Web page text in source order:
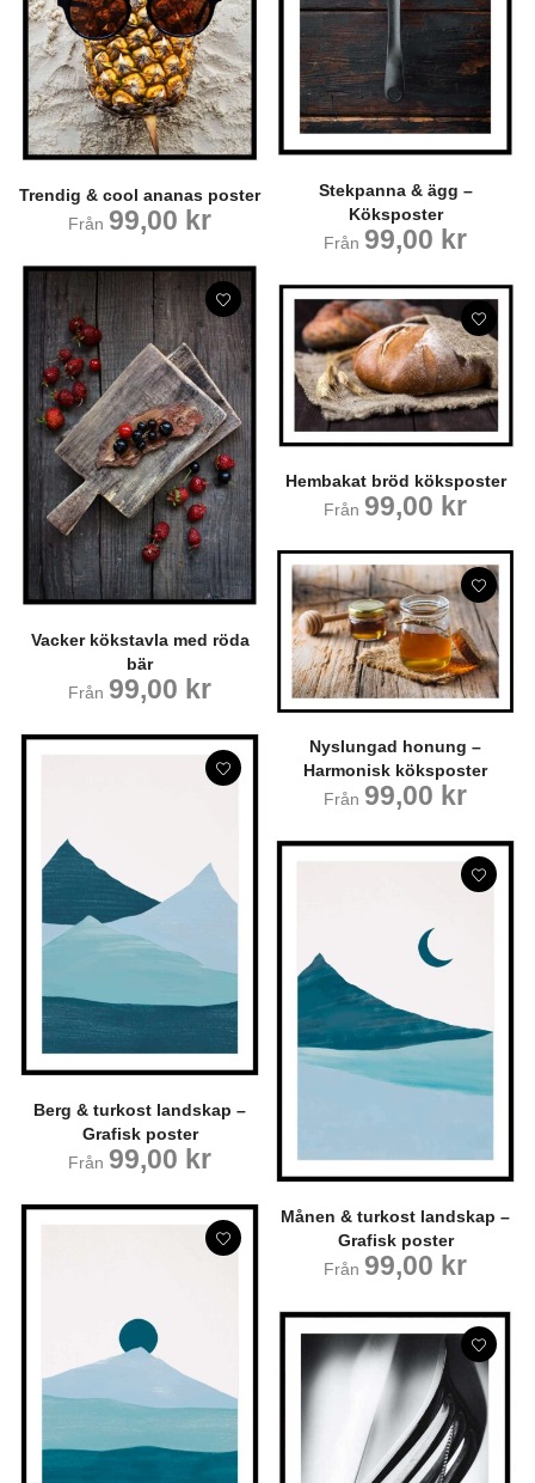
Stekpanna & ägg –
Köksposter
Från 99,00 kr
Trendig & cool ananas poster
Från 99,00 kr
Vacker kökstavla med röda
bär
Från 99,00 kr
Hembakat bröd köksposter
Från 99,00 kr
Nyslungad honung –
Harmonisk köksposter
Från 99,00 kr
Berg & turkost landskap –
Grafisk poster
Från 99,00 kr
Månen & turkost landskap –
Grafisk poster
Från 99,00 kr